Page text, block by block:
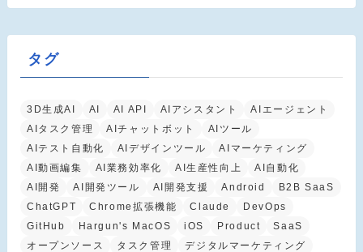
タグ
3D生成AI AI AI API AIアシスタント
AIエージェント
AIタスク管理
AIチャットボット
AIツール
AIテスト自動化
AIデザインツール
AIマーケティング
AI動画編集
AI業務効率化 AI生産性向上
AI自動化
AI開発
AI開発ツール AI開発支援 Android
B2B SaaS
ChatGPT
Chrome拡張機能 Claude
DevOps
GitHub
Hargun's MacOS iOS Product
SaaS
オープンソース
タスク管理
デジタルマーケティング